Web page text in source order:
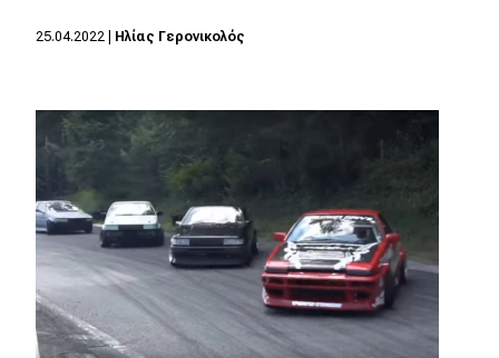
25.04.2022 Ηλίας Γερονικολός